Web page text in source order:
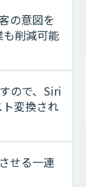
の意図を
も削減可能
ので、Siri
変換され
せる一連